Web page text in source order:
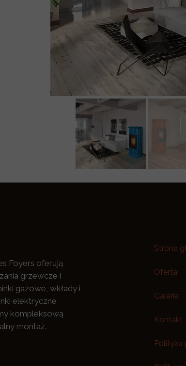
Foyers oferują
grzewcze i
gazowe, wkłady i
elektryczne
kompleksową
montaż.
Strona
Oferta
Galeria
Kontakt
Polityka